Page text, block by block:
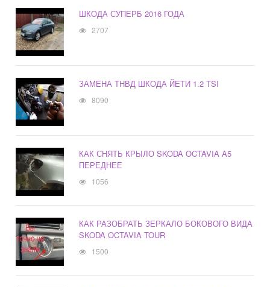
ШКОДА СУПЕРБ 2016 ГОДА
2707
ЗАМЕНА ТНВД ШКОДА ЙЕТИ 1.2 TSI
8090
КАК СНЯТЬ КРЫЛО SKODA OCTAVIA A5
ПЕРЕДНЕЕ
1056
КАК РАЗОБРАТЬ ЗЕРКАЛО БОКОВОГО ВИДА
SKODA OCTAVIA TOUR
1500